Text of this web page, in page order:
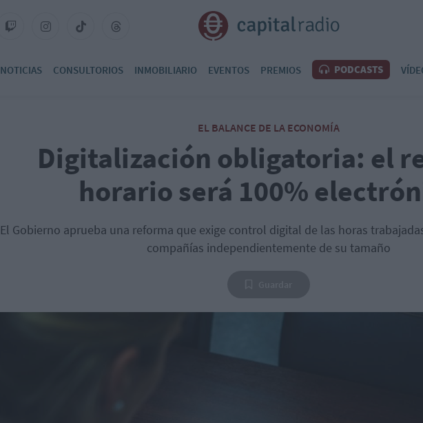
NOTICIAS CONSULTORIOS INMOBILIARIO EVENTOS PREMIOS PODCASTS
EL BALANCE DE LA ECONOMÍA
Digitalización obligatoria: el
horario será 100%
El Gobierno aprueba una reforma que exige control digital de las horas
compañías independientemente de su tamaño